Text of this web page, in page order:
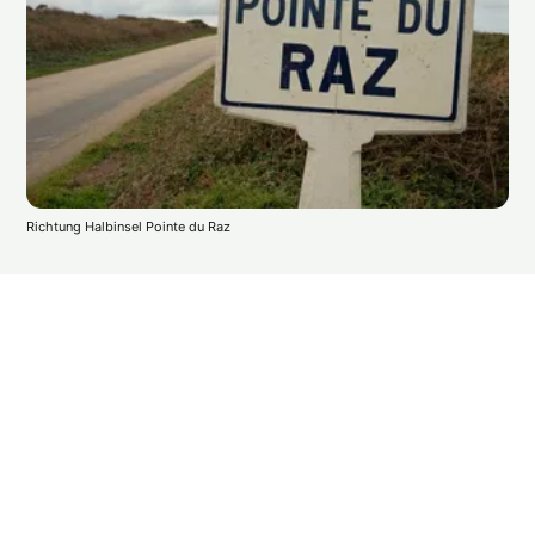
Richtung Halbinsel Pointe du Raz